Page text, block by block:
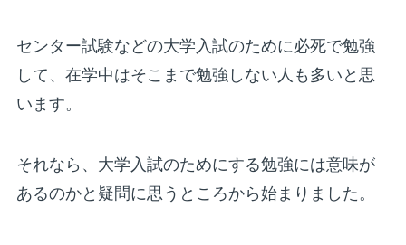
センター試験などの大学入試のために必死で勉強
して、在学中はそこまで勉強しない人も多いと思
います。
それなら、大学入試のためにする勉強には意味が
あるのかと疑問に思うところから始まりました。